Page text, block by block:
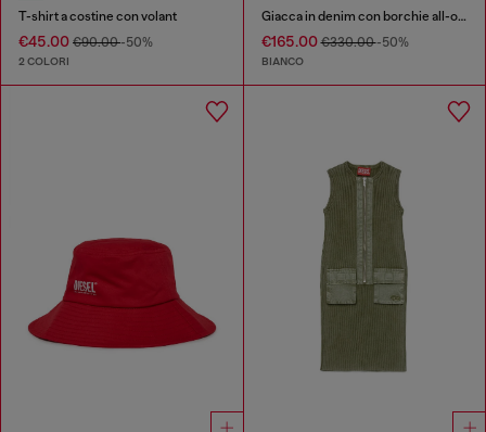
T-shirt a costine con volant
€45.00 €90.00-50%
2 COLORI
Giacca in denim con borchie all-over
€165.00€330.00-50%
BIANCO